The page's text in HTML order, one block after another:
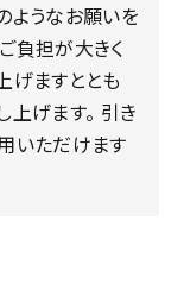
ようなお願いを
負担が大きく
げますととも
上げます。 引き
いただけます